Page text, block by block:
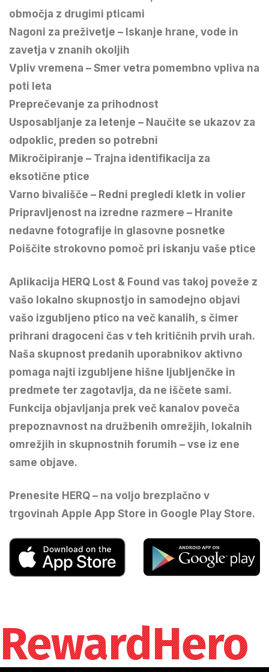
območja z drugimi pticami
Nagoni za preživetje – Iskanje hrane, vode in
zavetja v znanih okoljih
Vpliv vremena – Smer vetra pomembno vpliva na
poti leta
Preprečevanje za prihodnost
Usposabljanje za letenje – Naučite se ukazov za
odpoklic, preden so potrebni
Mikročipiranje – Trajna identifikacija za
eksotične ptice
Varno bivališče – ​​Redni pregledi kletk in volier
Pripravljenost na izredne razmere – Hranite
nedavne fotografije in glasovne posnetke
Poiščite strokovno pomoč pri iskanju vaše ptice
Aplikacija HERQ Lost & Found vas takoj poveže z
vašo lokalno skupnostjo in samodejno objavi
vašo izgubljeno ptico na več kanalih, s čimer
prihrani dragoceni čas v teh kritičnih prvih urah.
Naša skupnost predanih uporabnikov aktivno
pomaga najti izgubljene hišne ljubljenčke in
predmete ter zagotavlja, da ne iščete sami.
Funkcija objavljanja prek več kanalov poveča
prepoznavnost na družbenih omrežjih, lokalnih
omrežjih in skupnostnih forumih – vse iz ene
same objave.
Prenesite HERQ – na voljo brezplačno v
trgovinah Apple App Store in Google Play Store.
RewardHero